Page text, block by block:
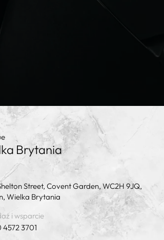
Brytania
Street, Covent Garden, WC2H 9JQ,
Wielka Brytania
i wsparcie
4572 3701